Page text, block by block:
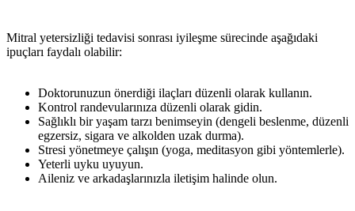
Mitral yetersizliği tedavisi sonrası iyileşme sürecinde aşağıdaki
ipuçları faydalı olabilir:
Doktorunuzun önerdiği ilaçları düzenli olarak kullanın.
Kontrol randevularınıza düzenli olarak gidin.
Sağlıklı bir yaşam tarzı benimseyin (dengeli beslenme, düzenli
egzersiz, sigara ve alkolden uzak durma).
Stresi yönetmeye çalışın (yoga, meditasyon gibi yöntemlerle).
Yeterli uyku uyuyun.
Aileniz ve arkadaşlarınızla iletişim halinde olun.